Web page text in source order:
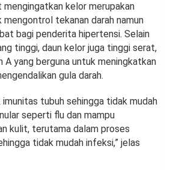
kelor merupakan
mengontrol tekanan darah namun
bagi penderita hipertensi. Selain
tinggi, daun kelor juga tinggi serat,
A yang berguna untuk meningkatkan
gula darah.
imunitas tubuh sehingga tidak mudah
seperti flu dan mampu
kulit, terutama dalam proses
tidak mudah infeksi,” jelas